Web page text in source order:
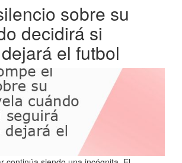
sobre su
decidirá si
el futbol